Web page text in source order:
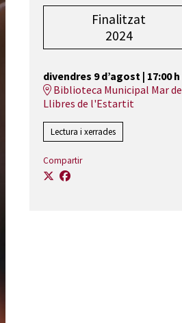
Finalitzat
2024
divendres 9 d’agost| 17:00 h
Biblioteca Municipal Mar de
Llibres de l'Estartit
Lectura i xerrades
Compartir